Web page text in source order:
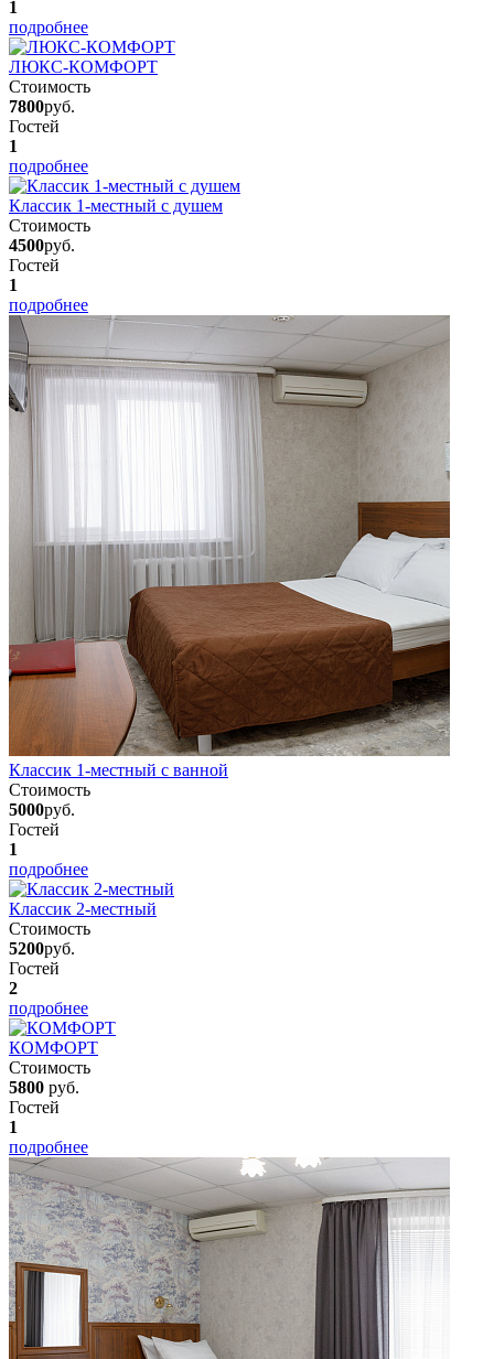
1
подробнее
ЛЮКС-КОМФОРТ
Стоимость
7800руб.
Гостей
1
подробнее
Классик 1-местный с душем
Стоимость
4500руб.
Гостей
1
подробнее
Классик 1-местный с ванной
Стоимость
5000руб.
Гостей
1
подробнее
Классик 2-местный
Стоимость
5200руб.
Гостей
2
подробнее
КОМФОРТ
Стоимость
5800 руб.
Гостей
1
подробнее